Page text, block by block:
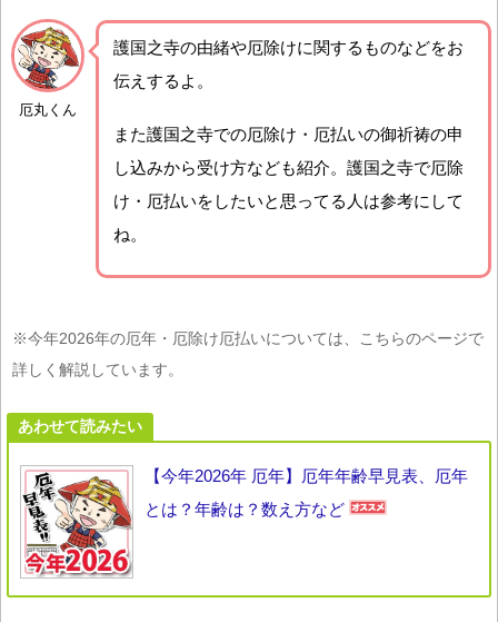
厄丸くん
護国之寺の由緒や厄除けに関するものなどをお
伝えするよ。
また護国之寺での厄除け・厄払いの御祈祷の申
し込みから受け方なども紹介。護国之寺で厄除
け・厄払いをしたいと思ってる人は参考にして
ね。
※今年2026年の厄年・厄除け厄払いについては、こちらのページで
詳しく解説しています。
あわせて読みたい
【今年2026年 厄年】厄年年齢早見表、厄年
とは？年齢は？数え方など